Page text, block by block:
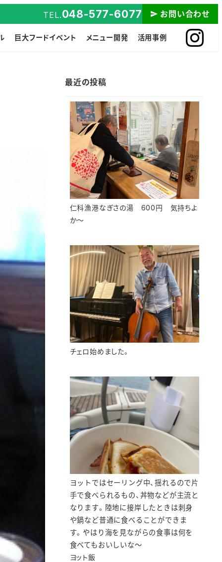
TEL.048-577-6077 お問い合わせ
巨大フードイベント メニュー開発 活用事例
最近の投稿
仁科漁港なぎさの湯 600円 気持ちよ
か～
チェロ始めました。
ヨット飯
ヨットではセーリング中、揺れるので片
手で食べられるもの、丼物などが主流と
なります。陸地に接岸したときは刺身
や鍋など普通に食べることができま
す。やはり海を見ながらの食事は何を
食べてもおいしいな～